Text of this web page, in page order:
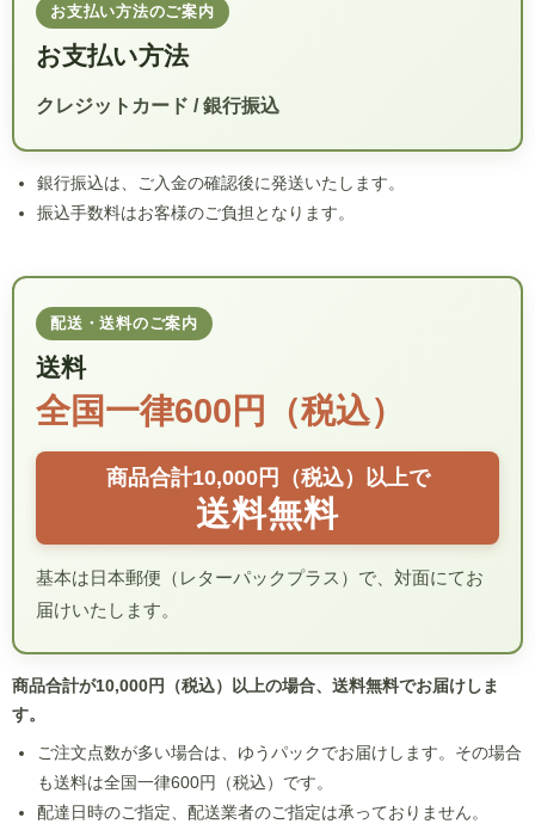
お支払い方法のご案内
お支払い方法
クレジットカード / 銀行振込
銀行振込は、ご入金の確認後に発送いたします。
振込手数料はお客様のご負担となります。
配送・送料のご案内
送料
全国一律600円（税込）
商品合計10,000円（税込）以上で
送料無料
基本は日本郵便（レターパックプラス）で、対面にてお
届けいたします。
商品合計が10,000円（税込）以上の場合、送料無料でお届けしま
す。
ご注文点数が多い場合は、ゆうパックでお届けします。その場合
も送料は全国一律600円（税込）です。
配達日時のご指定、配送業者のご指定は承っておりません。